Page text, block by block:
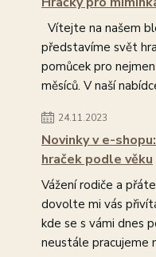
Vítejte na našem
představíme svět
pomůcek pro
měsíců. V naší
24.11.2023
Novinky v e-
hraček podle věku
Vážení rodiče a
dovolte mi vás
kde se s vámi dnes
neustále pracujeme